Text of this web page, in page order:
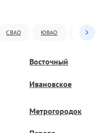
СВАО ЮВАО ЮАО
Восточный
Ивановское
Метрогородок